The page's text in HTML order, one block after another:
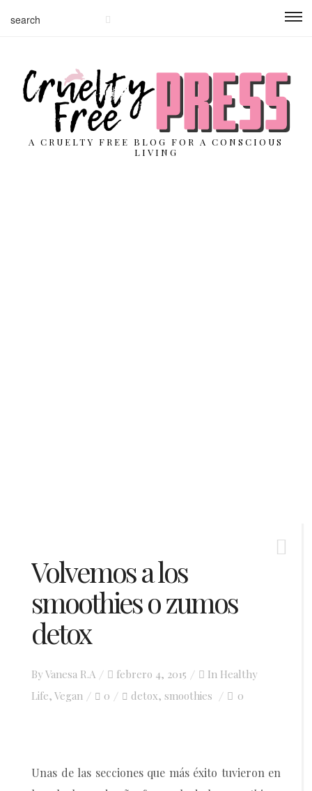
A CRUELTY FREE BLOG FOR A CONSCIOUS
LIVING
Volvemos a los
smoothies o zumos
detox
ByVanesa R.A
Posted
on
febrero 4, 2015 In Healthy
Life, Vegan 0 detox, smoothies 0
Unas de las secciones que más éxito tuvieron en